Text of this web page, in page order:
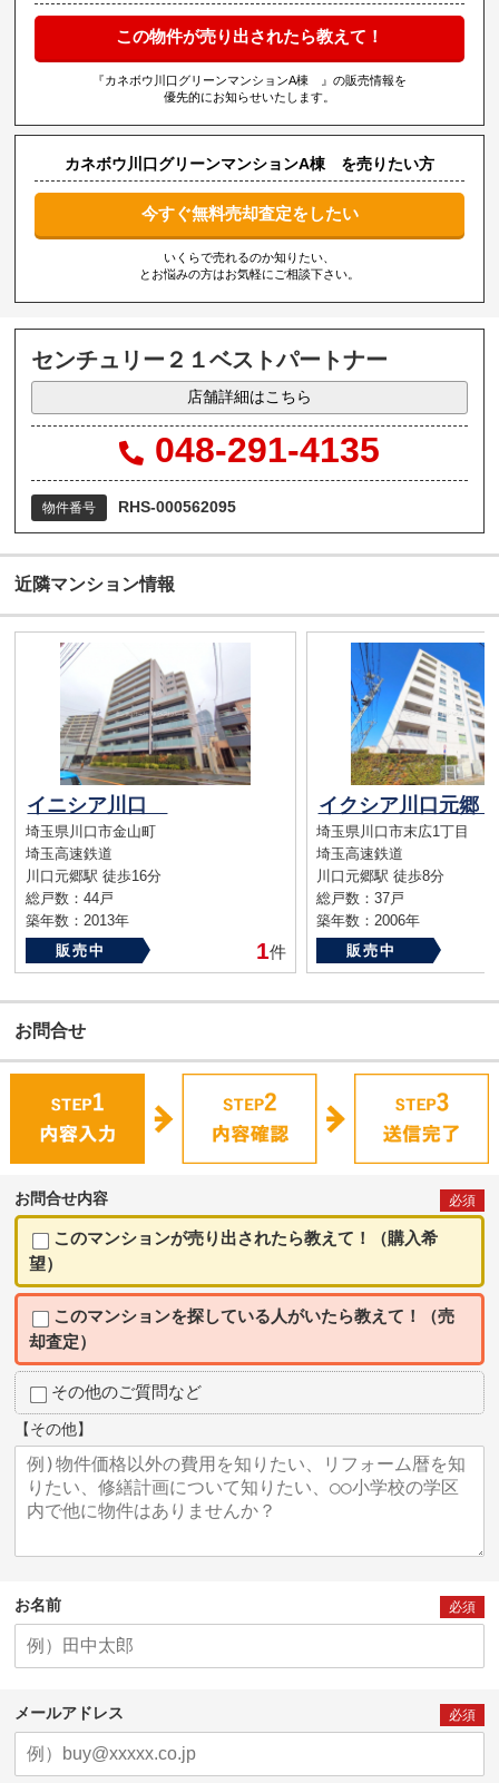
この物件が売り出されたら教えて！
『カネボウ川口グリーンマンションA棟 』の販売情報を
優先的にお知らせいたします。
カネボウ川口グリーンマンションA棟 を売りたい方
今すぐ無料売却査定をしたい
いくらで売れるのか知りたい、
とお悩みの方はお気軽にご相談下さい。
センチュリー２１ベストパートナー
店舗詳細はこちら
048-291-4135
物件番号 RHS-000562095
近隣マンション情報
イニシア川口
埼玉県川口市金山町
埼玉高速鉄道
川口元郷駅 徒歩16分
総戸数：44戸
築年数：2013年
販売中
1件
イクシア川口元郷
埼玉県川口市末広1丁目
埼玉高速鉄道
川口元郷駅 徒歩8分
総戸数：37戸
築年数：2006年
販売中
お問合せ
お問合せ内容 必須
このマンションが売り出されたら教えて！（購入希
望）
このマンションを探している人がいたら教えて！（売
却査定）
その他のご質問など
【その他】
お名前 必須
メールアドレス 必須